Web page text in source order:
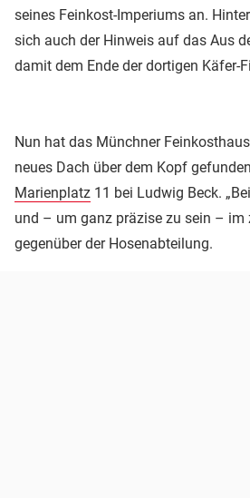
seines Feinkost-Imperiums an.
sich auch der Hinweis auf das Aus
damit dem Ende der dortigen Käfer-
Nun hat das Münchner
neues Dach über dem Kopf
Marienplatz 11 bei Ludwig Beck.
und – um ganz präzise zu sein – im
gegenüber der Hosenabteilung.